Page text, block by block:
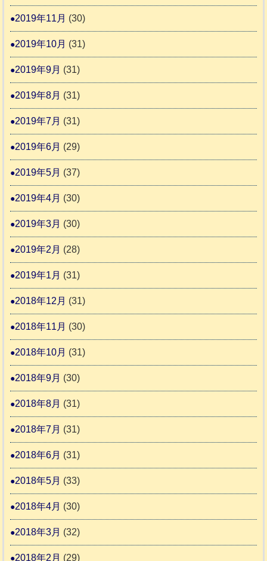
2019年11月 (30)
2019年10月 (31)
2019年9月 (31)
2019年8月 (31)
2019年7月 (31)
2019年6月 (29)
2019年5月 (37)
2019年4月 (30)
2019年3月 (30)
2019年2月 (28)
2019年1月 (31)
2018年12月 (31)
2018年11月 (30)
2018年10月 (31)
2018年9月 (30)
2018年8月 (31)
2018年7月 (31)
2018年6月 (31)
2018年5月 (33)
2018年4月 (30)
2018年3月 (32)
2018年2月 (29)